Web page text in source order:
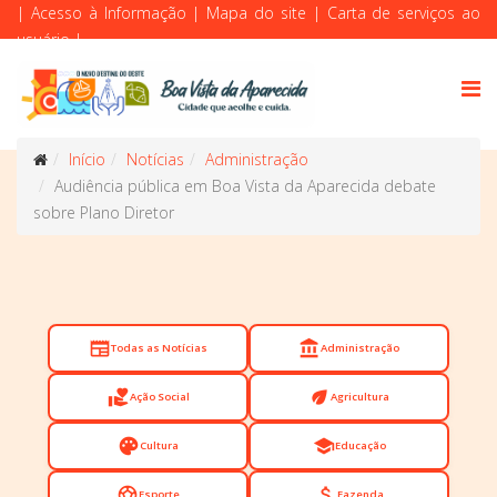
| Acesso à Informação | Mapa do site | Carta de serviços ao
usuário|
Início Notícias
Administração
Audiência pública em Boa Vista da Aparecida debate
sobre Plano Diretor
newspaperTodas as Notícias account_balanceAdministração
volunteer_activismAção Social eco Agricultura
paletteCultura schoolEducação